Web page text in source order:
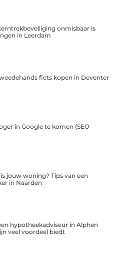
onmisbaar is
in Leerdam
fiets kopen in Deventer
in Google te komen (SEO
jouw woning? Tips van een
in Naarden
hypotheekadviseur in Alphen
veel voordeel biedt